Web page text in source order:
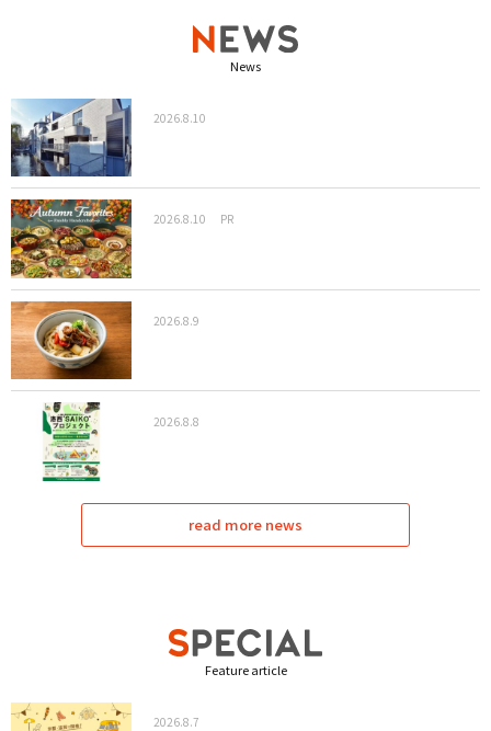
News
2026.8.10
2026.8.10 PR
2026.8.9
2026.8.8
read more news
Feature article
2026.8.7